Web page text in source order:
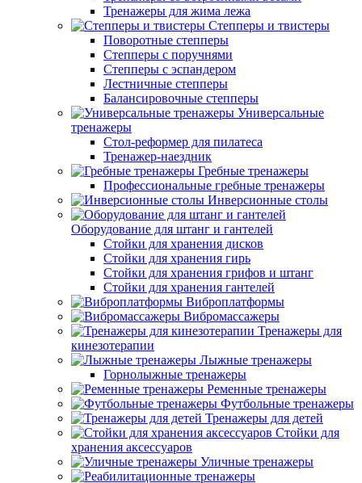
Тренажеры для жима лежа
Степперы и твистеры
Поворотные степперы
Степперы с поручнями
Степперы с эспандером
Лестничные степперы
Балансировочные степперы
Универсальные
тренажеры
Стол-реформер для пилатеса
Тренажер-наездник
Гребные тренажеры
Профессиональные гребные тренажеры
Инверсионные столы
Оборудование для штанг и гантелей
Стойки для хранения дисков
Стойки для хранения гирь
Стойки для хранения грифов и штанг
Стойки для хранения гантелей
Виброплатформы
Вибромассажеры
Тренажеры для
кинезотерапии
Лыжные тренажеры
Горнолыжные тренажеры
Ременные тренажеры
Футбольные тренажеры
Тренажеры для детей
Стойки для
хранения аксессуаров
Уличные тренажеры